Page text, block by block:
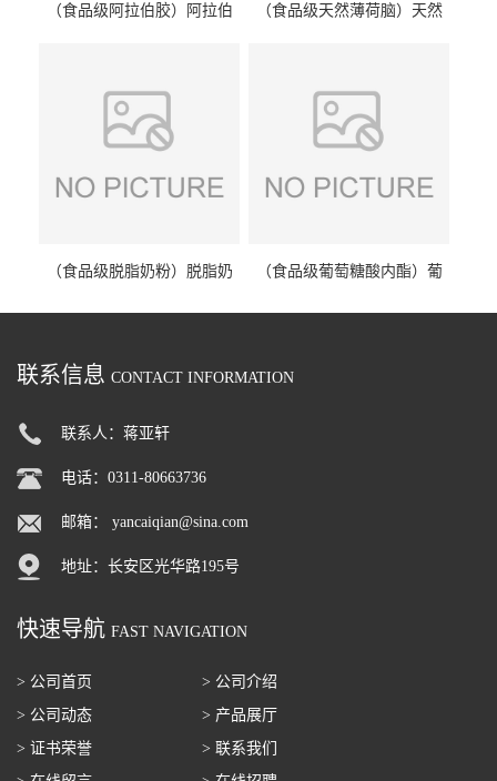
（食品级阿拉伯胶）阿拉伯
（食品级天然薄荷脑）天然
（食品级脱脂奶粉）脱脂奶
（食品级葡萄糖酸内酯）葡
联系信息 CONTACT INFORMATION
联系人：蒋亚轩
电话：0311-80663736
邮箱： yancaiqian@sina.com
地址：长安区光华路195号
快速导航 FAST NAVIGATION
> 公司首页
> 公司介绍
> 公司动态
> 产品展厅
> 证书荣誉
> 联系我们